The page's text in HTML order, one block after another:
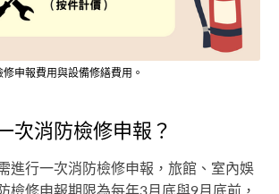
申報費用與設備修繕費用。
次消防檢修申報？
進行一次消防檢修申報，旅館、室內娛